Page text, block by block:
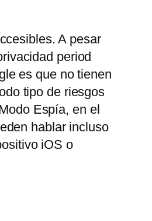
A pesar
period
es que no tienen
tipo de riesgos
Espía, en el
hablar incluso
iOS o